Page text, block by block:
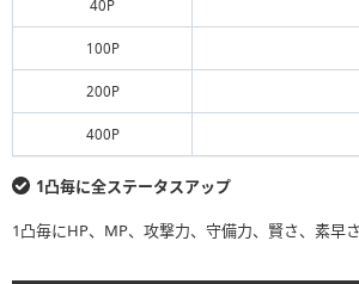
40P
100P
200P
400P
1凸毎に全ステータスアップ
1凸毎にHP、MP、攻撃力、守備力、賢さ、素早